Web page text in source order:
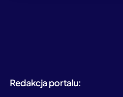
Redakcja portalu: